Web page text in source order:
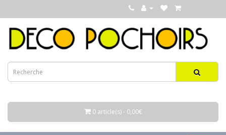
0 article(s) - 0,00€